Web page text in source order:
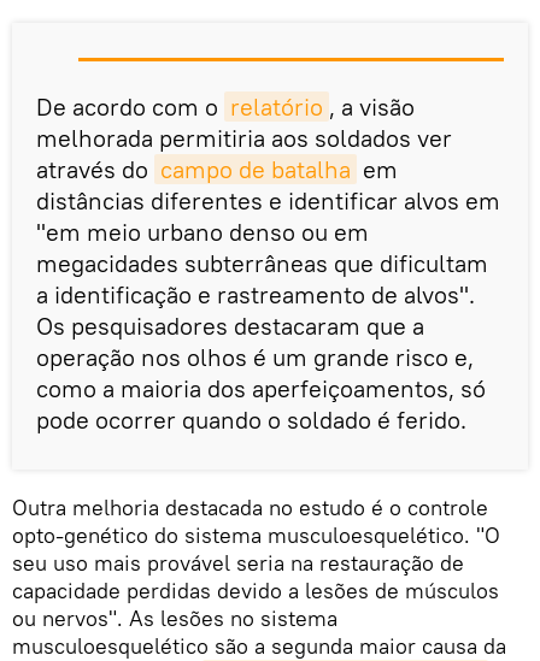
De acordo com o relatório , a visão
melhorada permitiria aos soldados ver
através do campo de batalha em
distâncias diferentes e identificar alvos em
"em meio urbano denso ou em
megacidades subterrâneas que dificultam
a identificação e rastreamento de alvos".
Os pesquisadores destacaram que a
operação nos olhos é um grande risco e,
como a maioria dos aperfeiçoamentos, só
pode ocorrer quando o soldado é ferido.
Outra melhoria destacada no estudo é o controle
opto-genético do sistema musculoesquelético. "O
seu uso mais provável seria na restauração de
capacidade perdidas devido a lesões de músculos
ou nervos". As lesões no sistema
musculoesquelético são a segunda maior causa da